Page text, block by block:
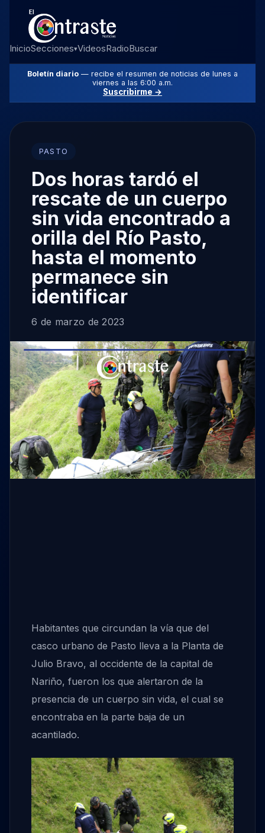
InicioSecciones▾VideosRadioBuscar
Boletín diario — recibe el resumen de noticias de lunes a
viernes a las 6:00 a.m.
Suscribirme →
PASTO
Dos horas tardó el
rescate de un cuerpo
sin vida encontrado a
orilla del Río Pasto,
hasta el momento
permanece sin
identificar
6 de marzo de 2023
Habitantes que circundan la vía que del
casco urbano de Pasto lleva a la Planta de
Julio Bravo, al occidente de la capital de
Nariño, fueron los que alertaron de la
presencia de un cuerpo sin vida, el cual se
encontraba en la parte baja de un
acantilado.